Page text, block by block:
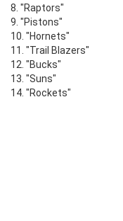
8. "Raptors"
9. "Pistons"
10. "Hornets"
11. "Trail Blazers"
12. "Bucks"
13. "Suns"
14. "Rockets"